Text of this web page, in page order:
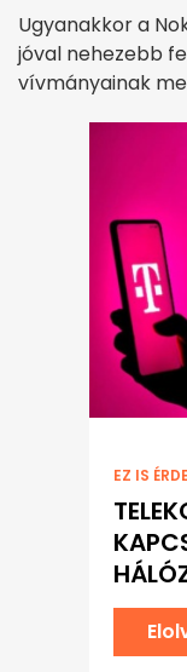
Ugyanakkor a
jóval nehezebb
vívmányainak
EZ IS